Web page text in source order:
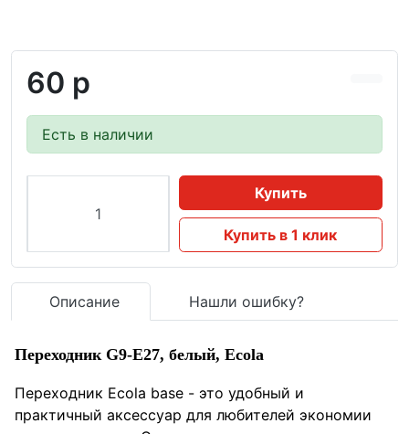
60 р
Есть в наличии
Купить
Купить в 1 клик
Описание Нашли ошибку?
Переходник G9-E27, белый, Ecola
Переходник Ecola base - это удобный и
практичный аксессуар для любителей экономии